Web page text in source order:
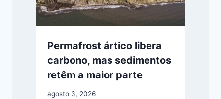
Permafrost ártico libera
carbono, mas sedimentos
retêm a maior parte
agosto 3, 2026